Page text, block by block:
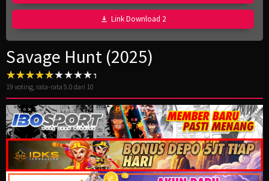
Link Download 2
Savage Hunt (2025)
19 voting, rata-rata 5.0 dari 10